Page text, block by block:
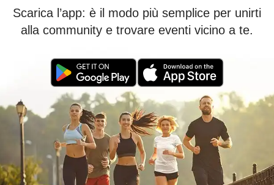
Scarica l’app: è il modo più semplice per unirti
alla community e trovare eventi vicino a te.